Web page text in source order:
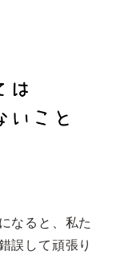
なると、私た
誤して頑張り